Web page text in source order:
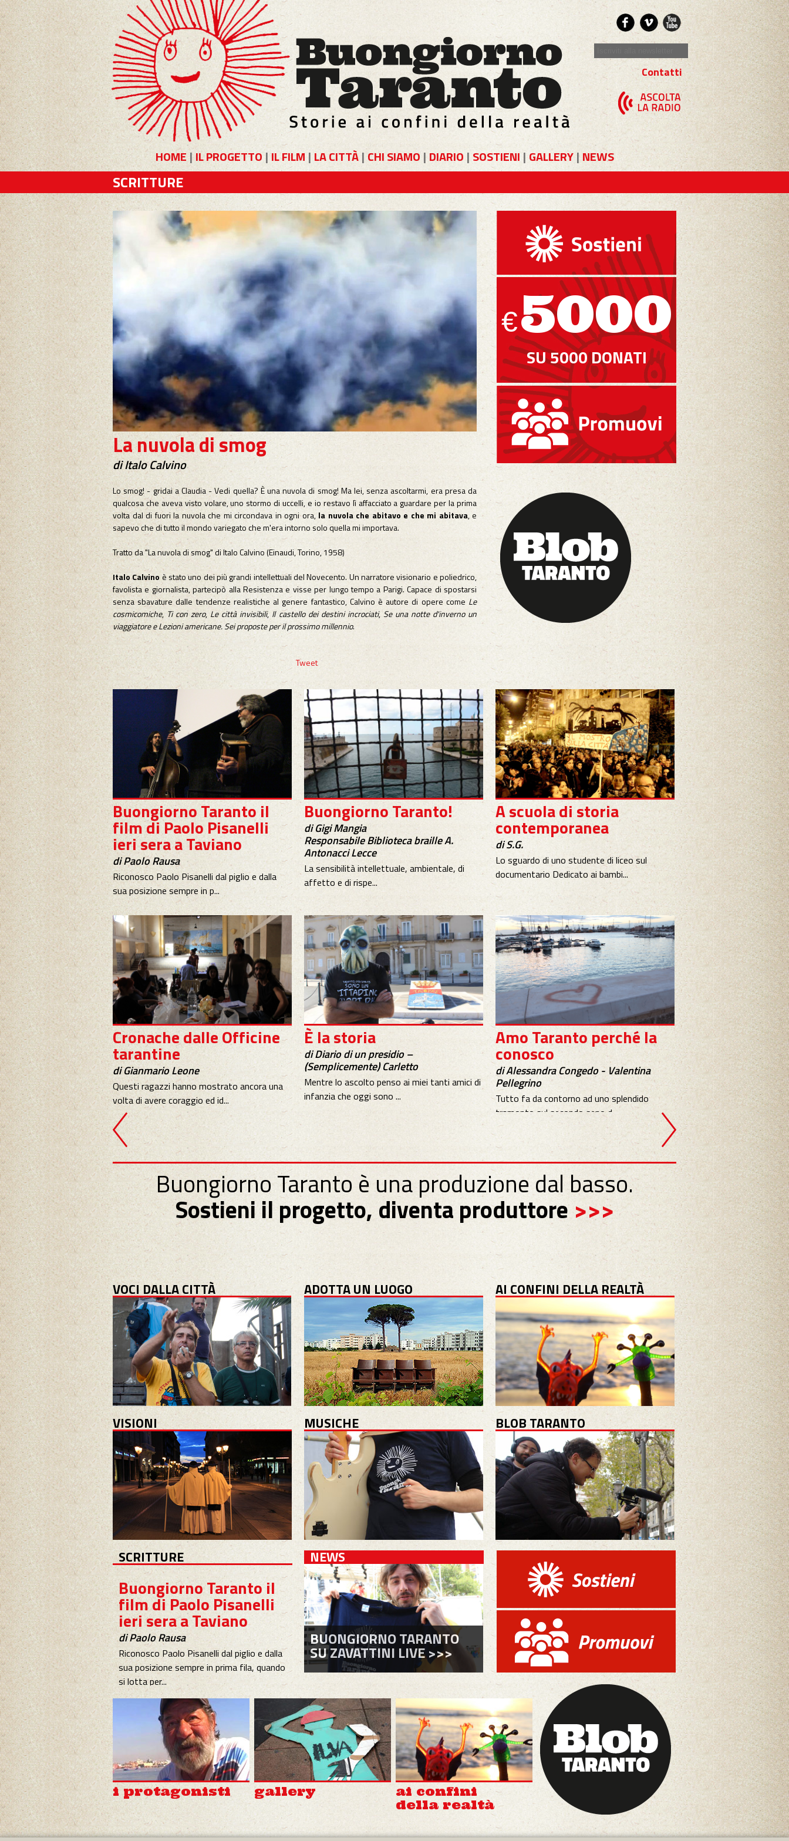
Contatti
HOME| IL PROGETTO |IL FILM | LA CITTÀ | CHI SIAMO | DIARIO | SOSTIENI | GALLERY | NEWS
SCRITTURE
La nuvola di smog
di Italo Calvino
Lo smog! - gridai a Claudia - Vedi quella? È una nuvola di smog! Ma lei, senza ascoltarmi, era presa da
qualcosa che aveva visto volare, uno stormo di uccelli, e io restavo lì affacciato a guardare per la prima
volta dal di fuori la nuvola che mi circondava in ogni ora, la nuvola che abitavo e che mi abitava, e
sapevo che di tutto il mondo variegato che m'era intorno solo quella mi importava.
Tratto da "La nuvola di smog" di Italo Calvino (Einaudi, Torino, 1958)
Italo Calvino è stato uno dei più grandi intellettuali del Novecento. Un narratore visionario e poliedrico,
favolista e giornalista, partecipò alla Resistenza e visse per lungo tempo a Parigi. Capace di spostarsi
senza sbavature dalle tendenze realistiche al genere fantastico, Calvino è autore di opere come Le
cosmicomiche, Ti con zero, Le città invisibili, Il castello dei destini incrociati, Se una notte d'inverno un
viaggiatore e Lezioni americane. Sei proposte per il prossimo millennio.
Tweet
€5000
SU 5000 DONATI
Buongiorno Taranto il
film di Paolo Pisanelli
ieri sera a Taviano
di Paolo Rausa
Riconosco Paolo Pisanelli dal piglio e dalla
sua posizione sempre in p...
Buongiorno Taranto!
di Gigi Mangia
Responsabile Biblioteca braille A.
Antonacci Lecce
La sensibilità intellettuale, ambientale, di
affetto e di rispe...
A scuola di storia
contemporanea
di S.G.
Lo sguardo di uno studente di liceo sul
documentario Dedicato ai bambi...
Cronache dalle Officine
tarantine
di Gianmario Leone
Questi ragazzi hanno mostrato ancora una
volta di avere coraggio ed id...
È la storia
di Diario di un presidio –
(Semplicemente) Carletto
Mentre lo ascolto penso ai miei tanti amici di
infanzia che oggi sono ...
Amo Taranto perché la
conosco
di Alessandra Congedo - Valentina
Pellegrino
Tutto fa da contorno ad uno splendido
tramonto sul secondo seno d...
Venite pure
di Vagina
Venite, signori, se avete il
assaggiare il veleno,...
In principio fu
di Gianluca Schinaia
Cozze amare, cozze
questi mitili che insieme ai
Buongiorno Taranto è una produzione dal basso.
Sostieni il progetto, diventa produttore>>>
VOCI DALLA CITTÀ ADOTTA UN LUOGO AI CONFINI DELLA REALTÀ
VISIONI MUSICHE BLOB TARANTO
SCRITTURE
Buongiorno Taranto il
film di Paolo Pisanelli
ieri sera a Taviano
di Paolo Rausa
Riconosco Paolo Pisanelli dal piglio e dalla
sua posizione sempre in prima fila, quando
si lotta per...
Buongiorno Taranto!
di Gigi Mangia
Responsabile Biblioteca braille A.
Antonacci Lecce
La sensibilità intellettuale, ambientale, di
affetto e di rispetto per una città ferit...
A scuola di storia
contemporanea
di S.G.
NEWS
BUONGIORNO TARANTO
SU ZAVATTINI LIVE >>>
i protagonisti gallery
ai confini
della realtà